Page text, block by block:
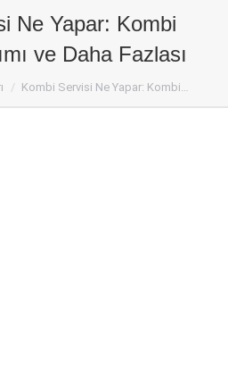
Ne Yapar: Kombi
ve Daha Fazlası
Kombi Servisi Ne Yapar: Kombi…